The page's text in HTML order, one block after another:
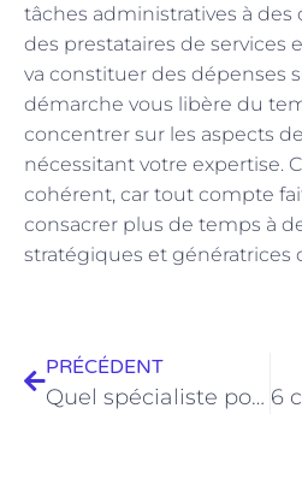
tâches administratives à des
des prestataires de services
va constituer des dépenses
démarche vous libère du
concentrer sur les aspects
nécessitant votre expertise.
cohérent, car tout compte
consacrer plus de temps à
stratégiques et génératrices
PRÉCÉDENT
Quel spécialiste pour un test de l’apnée du sommeil à domicile ?